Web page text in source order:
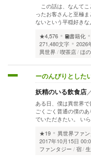
この話は、なんて
ったお客さんと至極
ないという平穏好き
★4,576
書籍化
271,480文字
2026
異世界
喫茶店 ほ
ーのんびりとした
妖精のいる飲食店
ある日、僕は異世界
ごくごく普通の僕の
でいただきたい。 い
★19
異世界ファ
2017年10月15日
ファンタジー
宿